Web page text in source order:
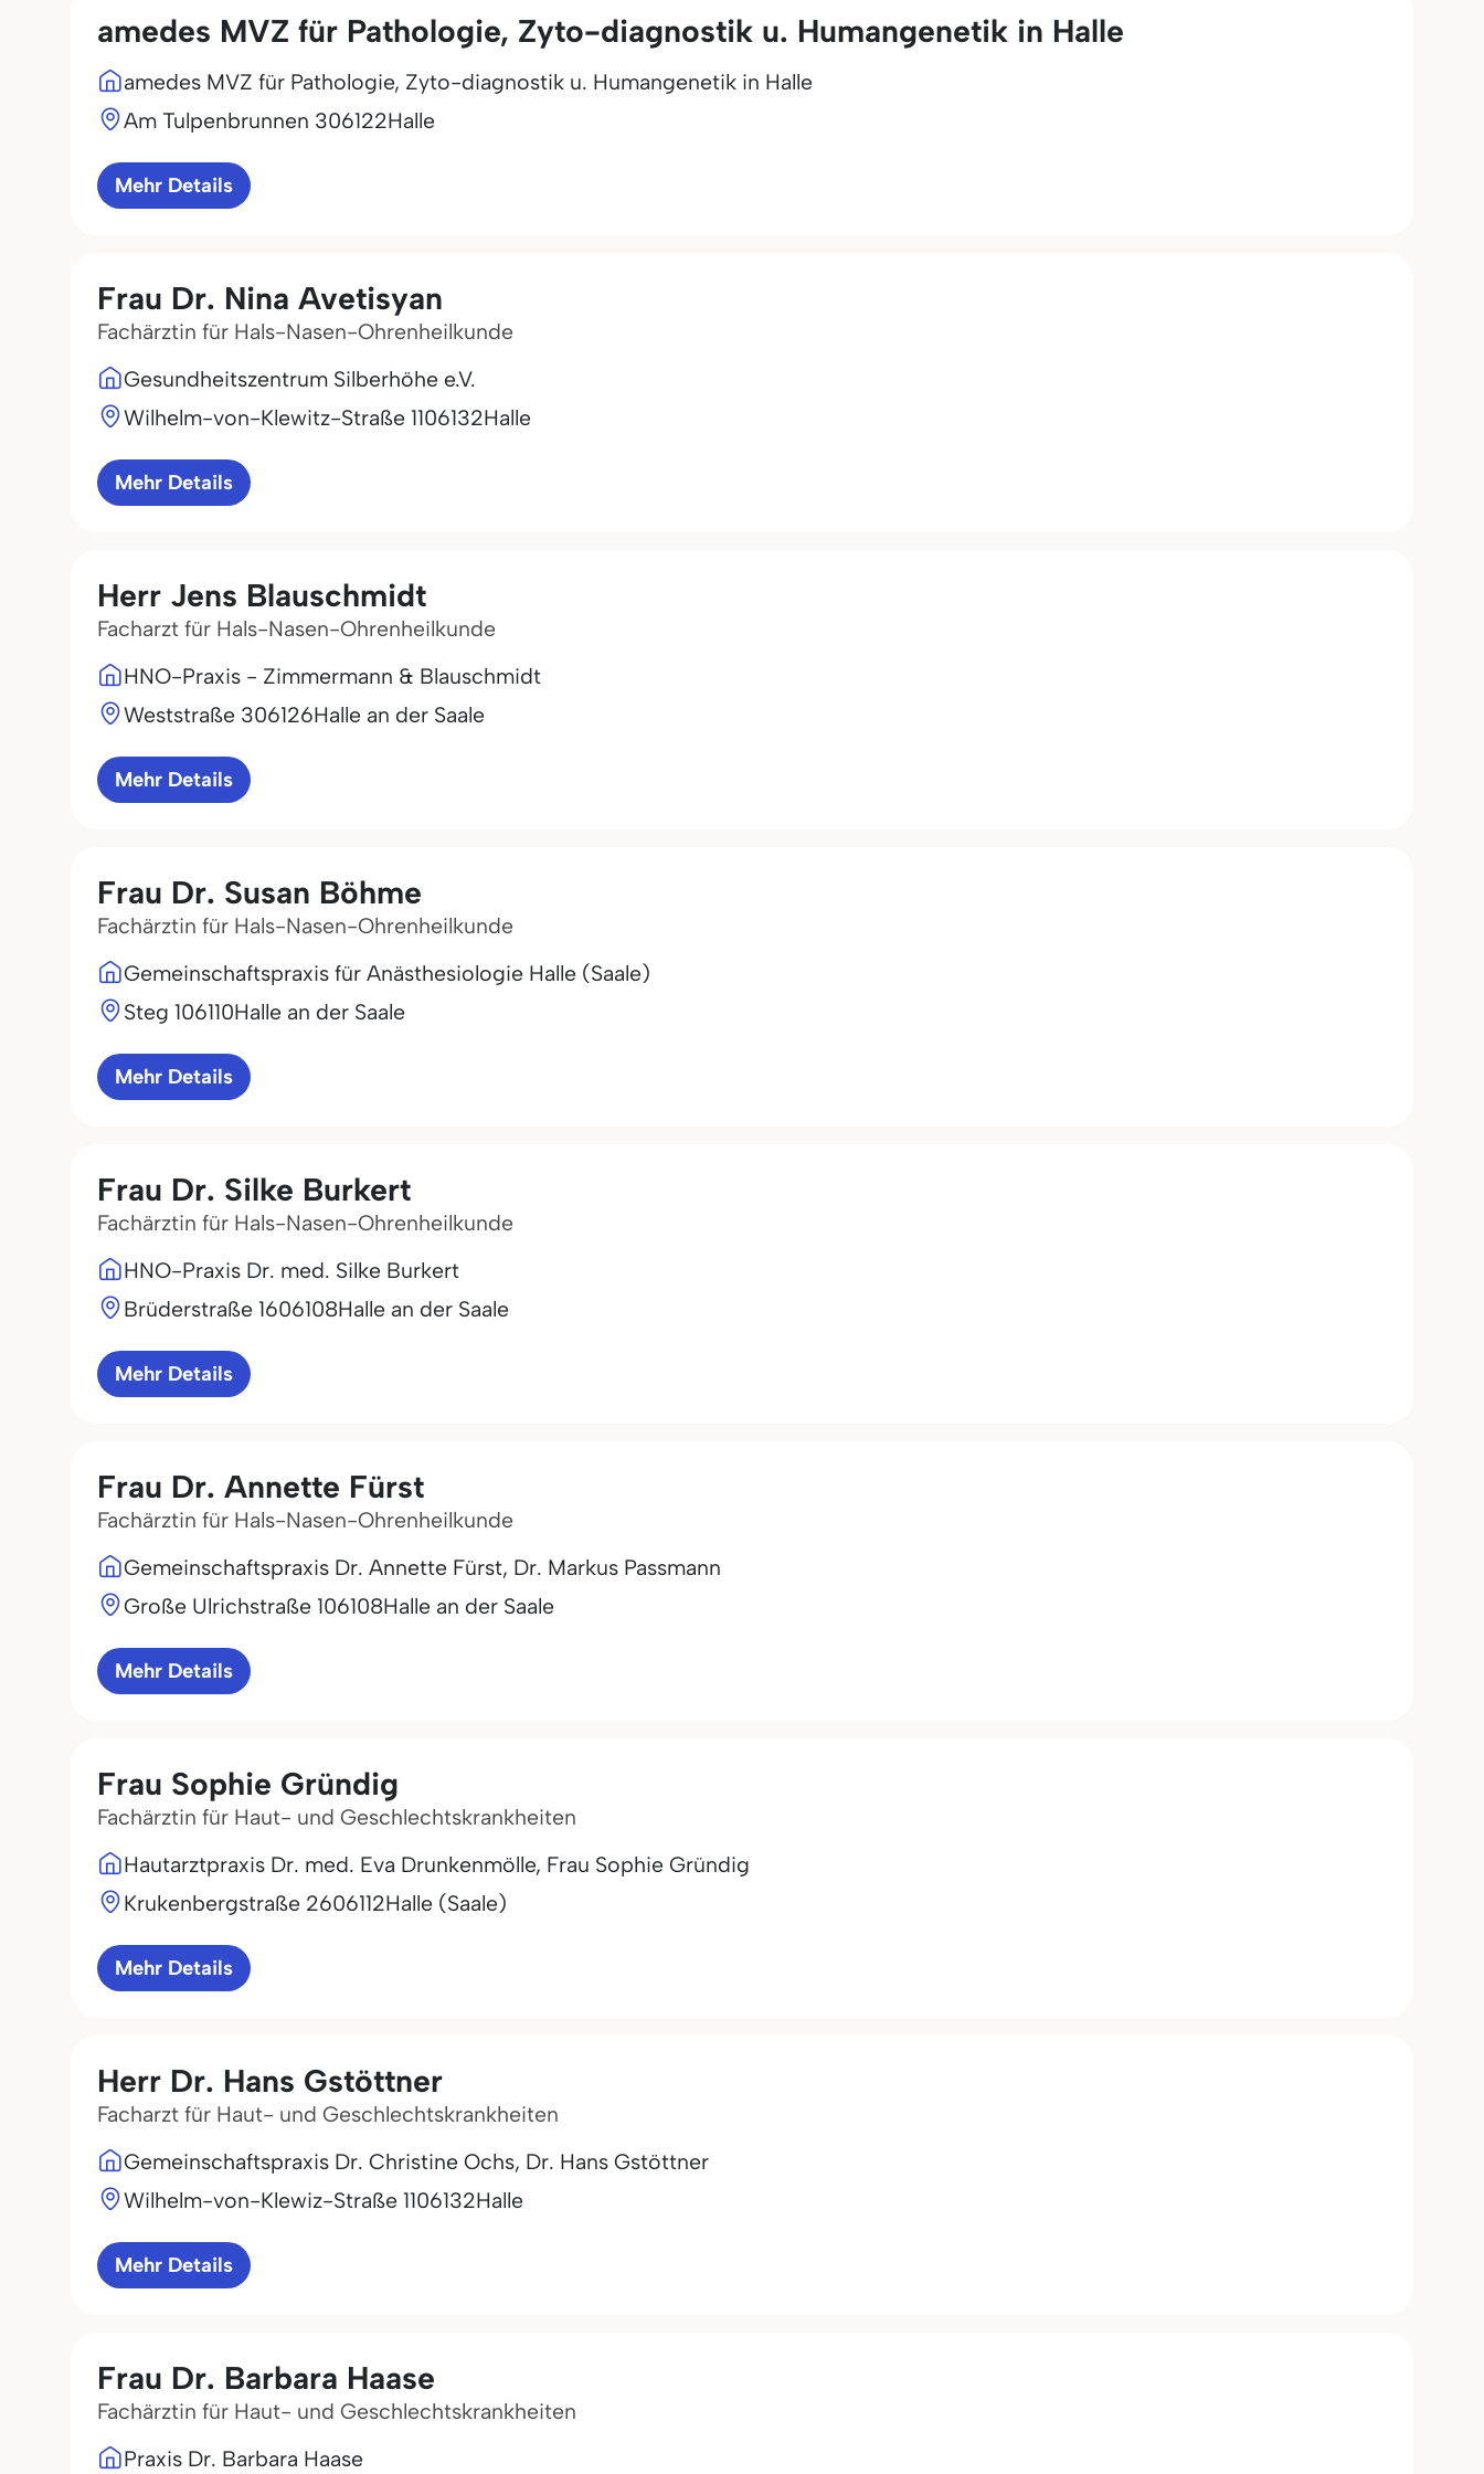
amedes MVZ für Pathologie, Zyto-diagnostik u. Humangenetik in Halle
amedes MVZ für Pathologie, Zyto-diagnostik u. Humangenetik in Halle
Am Tulpenbrunnen 306122Halle
Mehr Details
Frau Dr. Nina Avetisyan
Fachärztin für Hals-Nasen-Ohrenheilkunde
Gesundheitszentrum Silberhöhe e.V.
Wilhelm-von-Klewitz-Straße 1106132Halle
Mehr Details
Herr Jens Blauschmidt
Facharzt für Hals-Nasen-Ohrenheilkunde
HNO-Praxis - Zimmermann & Blauschmidt
Weststraße 306126Halle an der Saale
Mehr Details
Frau Dr. Susan Böhme
Fachärztin für Hals-Nasen-Ohrenheilkunde
Gemeinschaftspraxis für Anästhesiologie Halle (Saale)
Steg 106110Halle an der Saale
Mehr Details
Frau Dr. Silke Burkert
Fachärztin für Hals-Nasen-Ohrenheilkunde
HNO-Praxis Dr. med. Silke Burkert
Brüderstraße 1606108Halle an der Saale
Mehr Details
Frau Dr. Annette Fürst
Fachärztin für Hals-Nasen-Ohrenheilkunde
Gemeinschaftspraxis Dr. Annette Fürst, Dr. Markus Passmann
Große Ulrichstraße 106108Halle an der Saale
Mehr Details
Frau Sophie Gründig
Fachärztin für Haut- und Geschlechtskrankheiten
Hautarztpraxis Dr. med. Eva Drunkenmölle, Frau Sophie Gründig
Krukenbergstraße 2606112Halle (Saale)
Mehr Details
Herr Dr. Hans Gstöttner
Facharzt für Haut- und Geschlechtskrankheiten
Gemeinschaftspraxis Dr. Christine Ochs, Dr. Hans Gstöttner
Wilhelm-von-Klewiz-Straße 1106132Halle
Mehr Details
Frau Dr. Barbara Haase
Fachärztin für Haut- und Geschlechtskrankheiten
Praxis Dr. Barbara Haase